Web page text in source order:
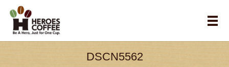
メ
DSCN5562